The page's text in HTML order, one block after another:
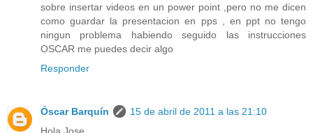
sobre insertar videos en un power point ,pero no me dicen
como guardar la presentacion en pps , en ppt no tengo
ningun problema habiendo seguido las instrucciones
OSCAR me puedes decir algo
Responder
Óscar Barquín
15 de abril de 2011 a las 21:10